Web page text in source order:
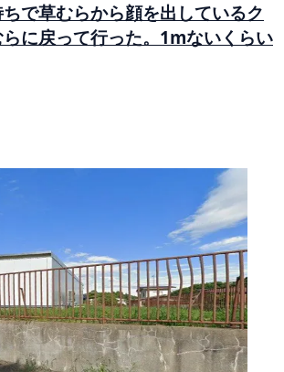
ちで草むらから顔を出しているク
に戻って行った。1mないくらい